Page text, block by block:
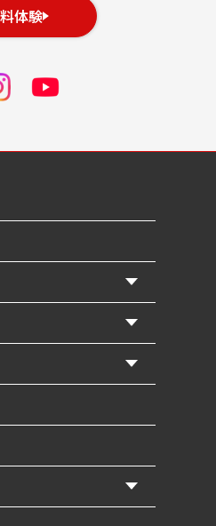
体験
生(北中受験コース)
生(一般進学コース)
生
」｜瓦町で中学生の個別
生・既卒生